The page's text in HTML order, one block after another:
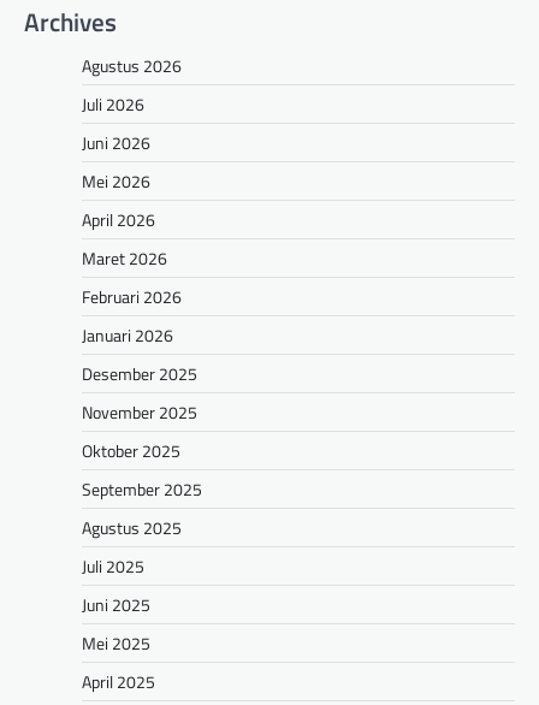
Archives
Agustus 2026
Juli 2026
Juni 2026
Mei 2026
April 2026
Maret 2026
Februari 2026
Januari 2026
Desember 2025
November 2025
Oktober 2025
September 2025
Agustus 2025
Juli 2025
Juni 2025
Mei 2025
April 2025